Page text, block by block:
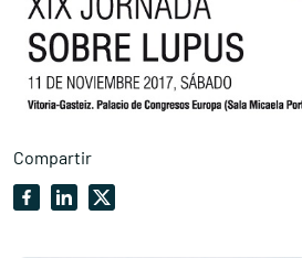
Compartir